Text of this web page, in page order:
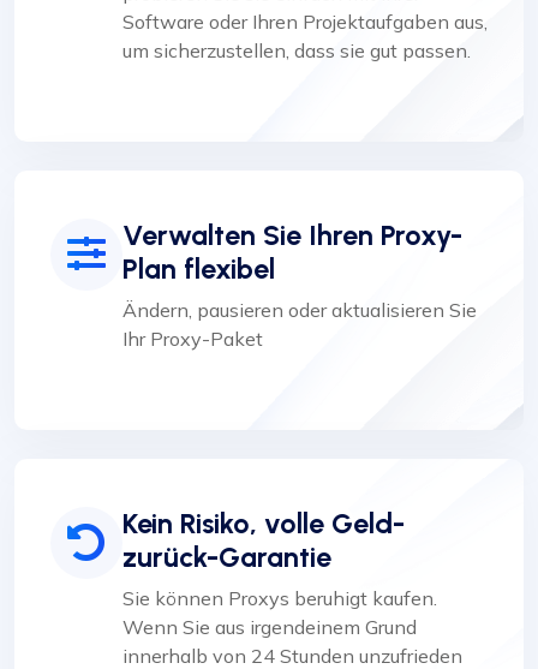
Software oder Ihren Projektaufgaben aus,
um sicherzustellen, dass sie gut passen.
Verwalten Sie Ihren Proxy-
Plan flexibel
Ändern, pausieren oder aktualisieren Sie
Ihr Proxy-Paket
Kein Risiko, volle Geld-
zurück-Garantie
Sie können Proxys beruhigt kaufen.
Wenn Sie aus irgendeinem Grund
innerhalb von 24 Stunden unzufrieden